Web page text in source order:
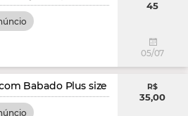
45
05/07
Babado Plus size R$
35,00